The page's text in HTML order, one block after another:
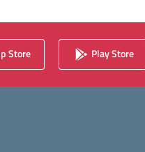
Store Play Store